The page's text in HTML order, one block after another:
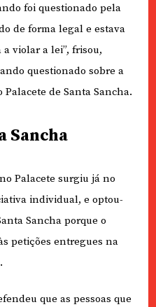
foi questionado pela
de forma legal e estava
violar a lei”, frisou,
questionado sobre a
de Santa Sancha.
Sancha
Palacete surgiu já no
individual, e optou-
Sancha porque o
petições entregues na
que as pessoas que